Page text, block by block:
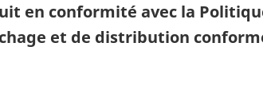
en conformité avec la
et de distribution